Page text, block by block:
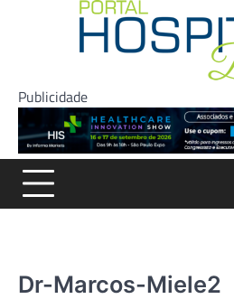
Publicidade
Dr-Marcos-Miele2